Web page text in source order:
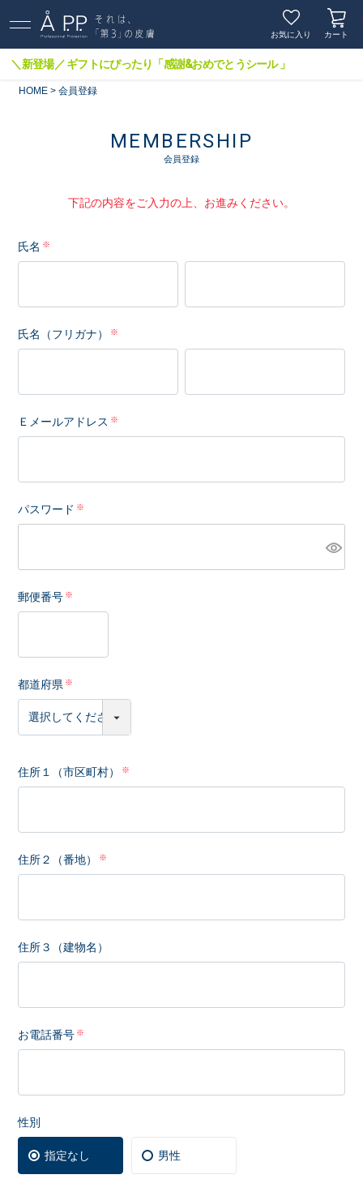
お気に入り カート
＼新登場／ ギフトにぴったり「感謝&おめでとうシール 」
HOME 会員登録
MEMBERSHIP
会員登録
下記の内容をご入力の上、お進みください。
氏名
氏名（フリガナ）
Ｅメールアドレス
パスワード
郵便番号
都道府県
住所１（市区町村）
住所２（番地）
住所３（建物名）
お電話番号
性別
指定なし 男性